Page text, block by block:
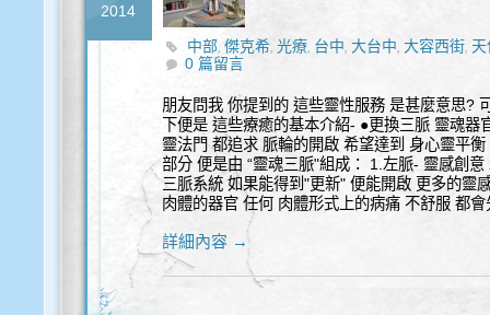
2014
中部,傑克希,光療, 台中,大台中,大容西街,
量療癒,宇宙光頻大使療癒
0 篇留言
朋友問我 你提到的 這些靈性服務 是甚麼意思?
下便是 這些療癒的基本介紹- ●更換三脈 靈魂
靈法門 都追求 脈輪的開啟 希望達到 身心靈平
部分 便是由 “靈魂三脈"組成： 1.左脈- 靈感創
三脈系統 如果能得到"更新" 便能開啟 更多的靈
肉體的器官 任何 肉體形式上的病痛 不舒服 都會
詳細內容 →